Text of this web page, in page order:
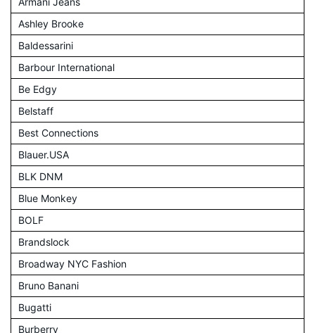
Ashley Brooke
Baldessarini
Barbour International
Be Edgy
Belstaff
Best Connections
Blauer.USA
BLK DNM
Blue Monkey
BOLF
Brandslock
Broadway NYC Fashion
Bruno Banani
Bugatti
Burberry